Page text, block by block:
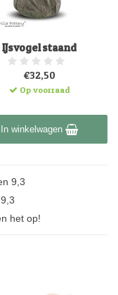
IJsvogel staand
€32,50
Op voorraad
In winkelwagen
9,3
het op!